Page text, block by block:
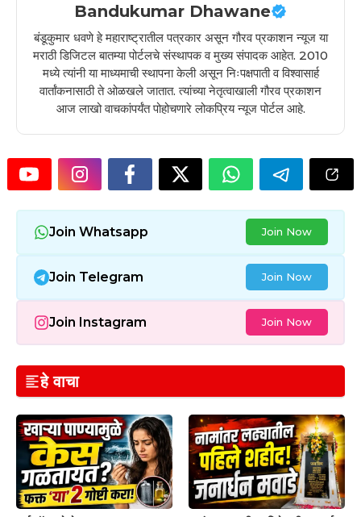
Bandukumar Dhawane
बंडूकुमार धवणे हे महाराष्ट्रातील पत्रकार असून गौरव प्रकाशन न्यूज या
मराठी डिजिटल बातम्या पोर्टलचे संस्थापक व मुख्य संपादक आहेत. 2010
मध्ये त्यांनी या माध्यमाची स्थापना केली असून निःपक्षपाती व विश्वासार्ह
वार्तांकनासाठी ते ओळखले जातात. त्यांच्या नेतृत्वाखाली गौरव प्रकाशन
आज लाखो वाचकांपर्यंत पोहोचणारे लोकप्रिय न्यूज पोर्टल आहे.
Join Whatsapp Join Now
Join Telegram Join Now
Join Instagram Join Now
हे वाचा